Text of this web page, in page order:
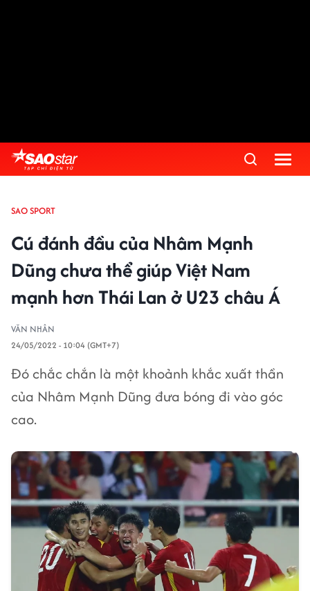
SAO SPORT
Cú đánh đầu của Nhâm Mạnh
Dũng chưa thể giúp Việt Nam
mạnh hơn Thái Lan ở U23 châu Á
VĂN NHÂN
24/05/2022 - 10:04 (GMT+7)
Đó chắc chắn là một khoảnh khắc xuất thần
của Nhâm Mạnh Dũng đưa bóng đi vào góc
cao.